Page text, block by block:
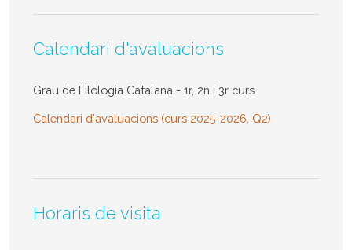
Calendari d'avaluacions
Grau de Filologia Catalana - 1r, 2n i 3r curs
Calendari d'avaluacions (curs 2025-2026, Q2)
Horaris de visita